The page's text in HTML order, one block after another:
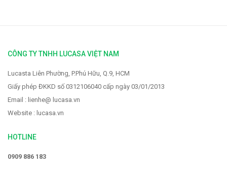
CÔNG TY TNHH LUCASA VIỆT NAM
Lucasta Liên Phường, P.Phú Hữu, Q.9, HCM
Giấy phép ĐKKD số 0312106040 cấp ngày 03/01/2013
Email : lienhe@ lucasa.vn
Website : lucasa.vn
HOTLINE
0909 886 183